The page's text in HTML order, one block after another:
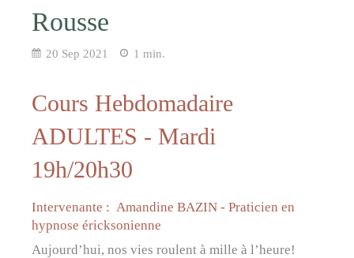
Rousse
20 Sep 2021 1 min.
Cours Hebdomadaire
ADULTES - Mardi
19h/20h30
Intervenante : Amandine BAZIN - Praticien en
hypnose éricksonienne
Aujourd’hui, nos vies roulent à mille à l’heure!